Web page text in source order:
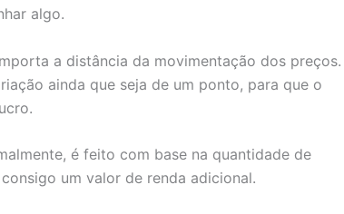
algo.
a distância da movimentação dos preços.
ainda que seja de um ponto, para que o
é feito com base na quantidade de
um valor de renda adicional.